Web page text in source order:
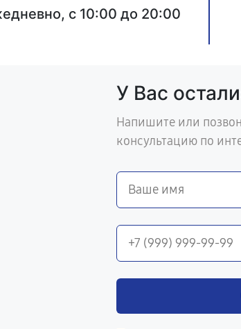
с 10:00 до 20:00
У Вас
Напишите или
консультацию по